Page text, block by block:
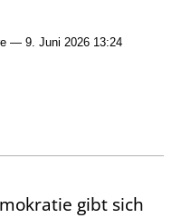
— 9. Juni 2026 13:24
gibt sich